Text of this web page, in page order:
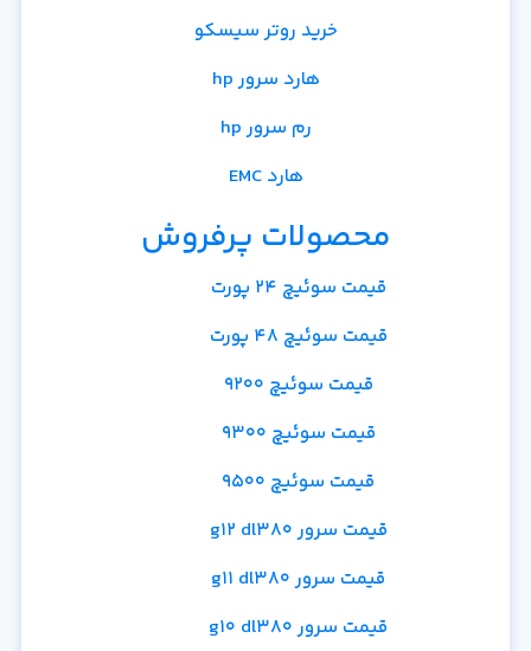
خرید روتر سیسکو
هارد سرور hp
رم سرور hp
هارد EMC
محصولات پرفروش
قیمت سوئیچ 24 پورت
قیمت سوئیچ 48 پورت
قیمت سوئیچ 9200
قیمت سوئیچ 9300
قیمت سوئیچ 9500
قیمت سرور g12 dl380
قیمت سرور g11 dl380
قیمت سرور g10 dl380